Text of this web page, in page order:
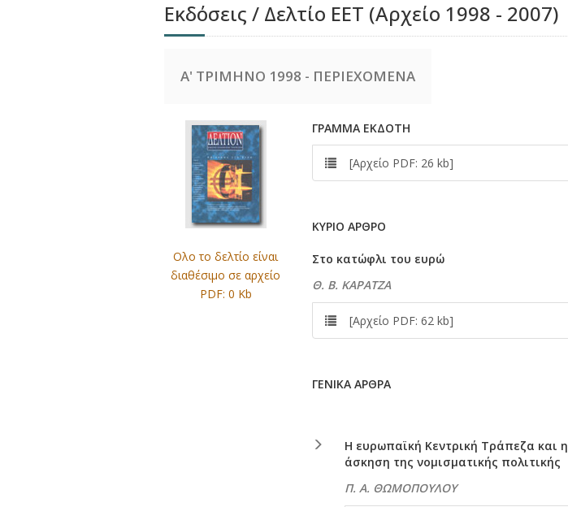
Εκδόσεις / Δελτίο ΕΕΤ (Αρχείο 1998 - 2007)
Α' ΤΡΙΜΗΝΟ 1998 - ΠΕΡΙΕΧΟΜΕΝΑ
Ολο το δελτίο είναι
διαθέσιμο σε αρχείο
PDF: 0 Kb
ΓΡΑΜΜΑ ΕΚΔΟΤΗ
[Αρχείο PDF: 26 kb]
KYPIΟ APΘPΟ
Στο κατώφλι του ευρώ
Θ. Β. ΚΑΡΑΤΖΑ
[Αρχείο PDF: 62 kb]
ΓΕΝΙΚΑ ΑΡΘΡΑ
Η ευρωπαϊκή Κεντρική Τράπεζα και η
άσκηση της νομισματικής πολιτικής
Π. Α. ΘΩΜΟΠΟΥΛΟΥ